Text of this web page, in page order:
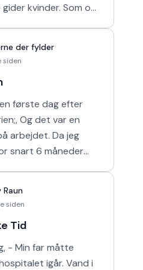
kvinder. Som om
der fylder
siden
første dag efter
Og det var en
Da jeg
snart 6 måneder
Raun
siden
Tid
- Min far måtte
igår. Vand i